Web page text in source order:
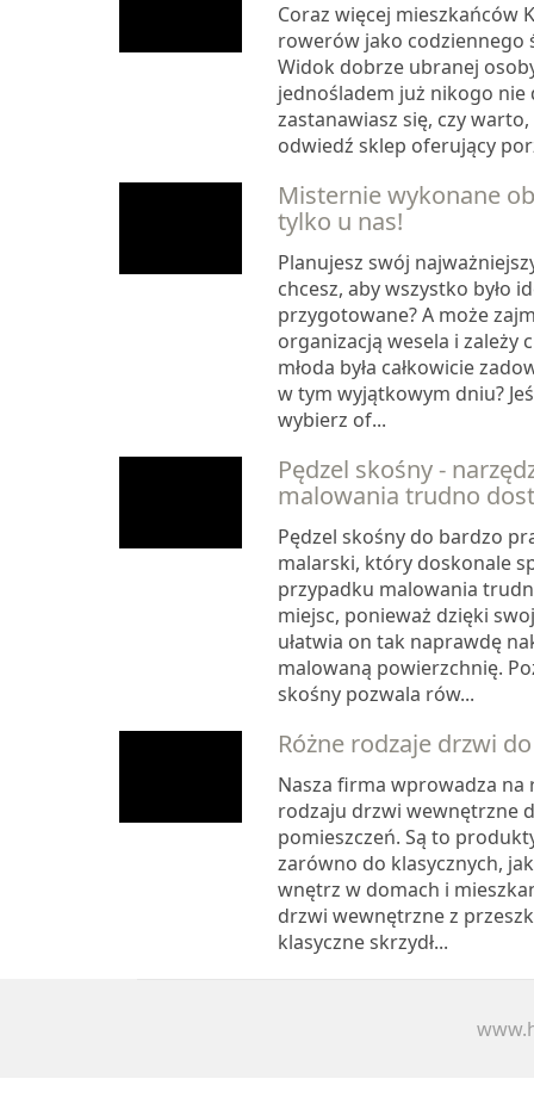
Coraz więcej mieszkańców
rowerów jako codziennego
Widok dobrze ubranej
jednośladem już nikogo nie
zastanawiasz się, czy
odwiedź sklep oferujący
Misternie wykonane
tylko u nas!
Planujesz swój
chcesz, aby wszystko było
przygotowane? A może
organizacją wesela i zależy
młoda była całkowicie
w tym wyjątkowym dniu?
wybierz of...
Pędzel skośny -
malowania trudno
Pędzel skośny do bardzo
malarski, który doskonale
przypadku malowania
miejsc, ponieważ dzięki
ułatwia on tak naprawdę
malowaną powierzchnię.
skośny pozwala rów...
Różne rodzaje drzwi
Nasza firma wprowadza na
rodzaju drzwi wewnętrzne
pomieszczeń. Są to
zarówno do klasycznych,
wnętrz w domach i
drzwi wewnętrzne z
klasyczne skrzydł...